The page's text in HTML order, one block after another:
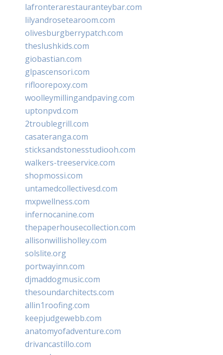
lafronterarestauranteybar.com
lilyandrosetearoom.com
olivesburgberrypatch.com
theslushkids.com
giobastian.com
glpascensori.com
rifloorepoxy.com
woolleymillingandpaving.com
uptonpvd.com
2troublegrill.com
casateranga.com
sticksandstonesstudiooh.com
walkers-treeservice.com
shopmossi.com
untamedcollectivesd.com
mxpwellness.com
infernocanine.com
thepaperhousecollection.com
allisonwillisholley.com
solslite.org
portwayinn.com
djmaddogmusic.com
thesoundarchitects.com
allin1roofing.com
keepjudgewebb.com
anatomyofadventure.com
drivancastillo.com